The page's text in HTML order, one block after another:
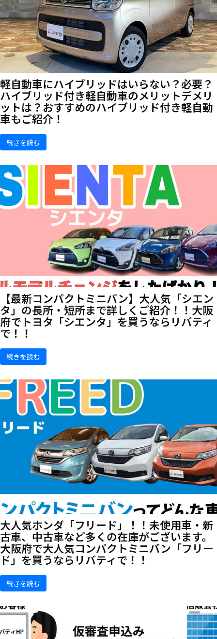
軽自動車にハイブリッドはいらない？必要？
ハイブリッド付き軽自動車のメリットデメリ
ットは？おすすめのハイブリッド付き軽自動
車もご紹介！
続きを読む
【最新コンパクトミニバン】大人気「シエン
タ」の長所・短所まで詳しくご紹介！！大阪
府でトヨタ「シエンタ」を買うならリバティ
で！！
続きを読む
大人気ホンダ「フリード」！！未使用車・新
古車、中古車など多くの在庫がございます。
大阪府で大人気コンパクトミニバン「フリー
ド」を買うならリバティで！！
続きを読む